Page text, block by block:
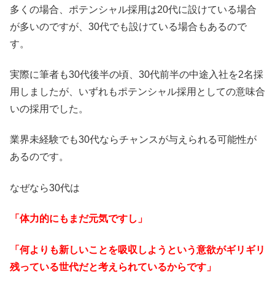
多くの場合、ポテンシャル採用は20代に設けている場合
が多いのですが、30代でも設けている場合もあるので
す。
実際に筆者も30代後半の頃、30代前半の中途入社を2名採
用しましたが、いずれもポテンシャル採用としての意味合
いの採用でした。
業界未経験でも30代ならチャンスが与えられる可能性が
あるのです。
なぜなら30代は
「体力的にもまだ元気ですし」
「何よりも新しいことを吸収しようという意欲がギリギリ
残っている世代だと考えられているからです」